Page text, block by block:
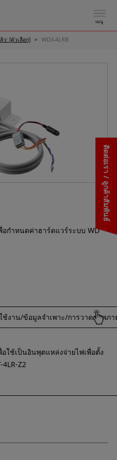
เมนู
ติดต่อเรา / ลูกค้าสัมพันธ์
ว: [ตัวเลือก] WDX-4LRB
อกำหนดค่าฮาร์ดแวร์ระบบ WD
ช้งาน/ข้อมูลจำเพาะ/การวาดภาพภ
ใช้เป็นอินพุตแหล่งจ่ายไฟเพื่อตั้ง
Z2